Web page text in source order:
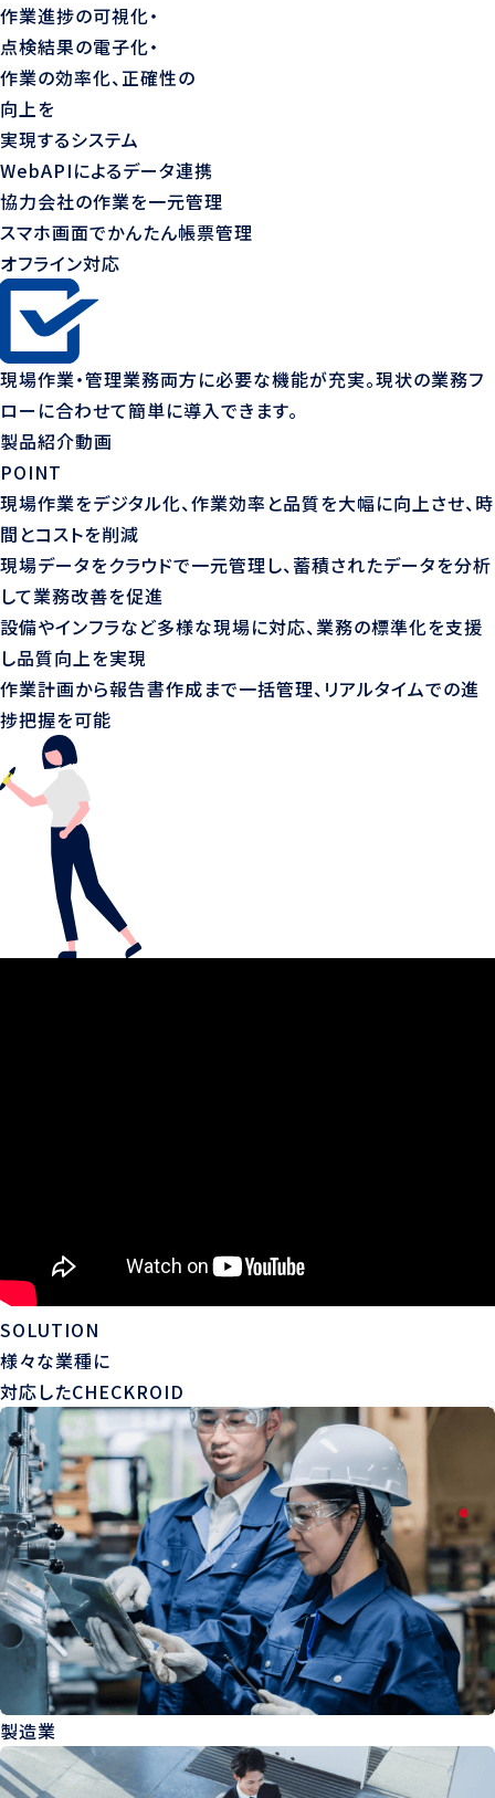
作業進捗の可視化・
点検結果の電子化・
作業の効率化、正確性の
向上を
実現するシステム
WebAPIによるデータ連携
協力会社の作業を一元管理
スマホ画面でかんたん帳票管理
オフライン対応
現場作業・管理業務両方に必要な機能が充実。現状の業務フ
ローに合わせて簡単に導入できます。
製品紹介動画
POINT
現場作業をデジタル化、作業効率と品質を大幅に向上させ、時
間とコストを削減
現場データをクラウドで一元管理し、蓄積されたデータを分析
して業務改善を促進
設備やインフラなど多様な現場に対応、業務の標準化を支援
し品質向上を実現
作業計画から報告書作成まで一括管理、リアルタイムでの進
捗把握を可能
SOLUTION
様々な業種に
対応したCHECKROID
製造業